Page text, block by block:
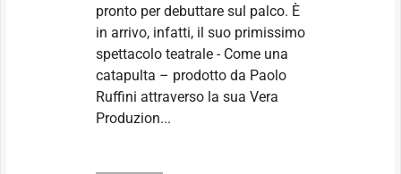
pronto per debuttare sul palco. È
in arrivo, infatti, il suo primissimo
spettacolo teatrale - Come una
catapulta – prodotto da Paolo
Ruffini attraverso la sua Vera
Produzion...